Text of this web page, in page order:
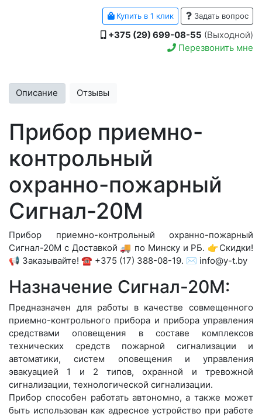
Купить в 1 клик Задать вопрос
+375 (29) 699-08-55 (Выходной)
Перезвонить мне
Описание Отзывы
Прибор приемно-
контрольный
охранно-пожарный
Сигнал-20М
Прибор приемно-контрольный охранно-пожарный
Сигнал-20М с Доставкой 🚚 по Минску и РБ. 👉Скидки!
📢 Заказывайте! ☎️ +375 (17) 388-08-19. ✉️ info@y-t.by
Назначение Сигнал-20М:
Предназначен для работы в качестве совмещенного
приемно-контрольного прибора и прибора управления
средствами оповещения в составе комплексов
технических средств пожарной сигнализации и
автоматики, систем оповещения и управления
эвакуацией 1 и 2 типов, охранной и тревожной
сигнализации, технологической сигнализации.
Прибор способен работать автономно, а также может
быть использован как адресное устройство при работе